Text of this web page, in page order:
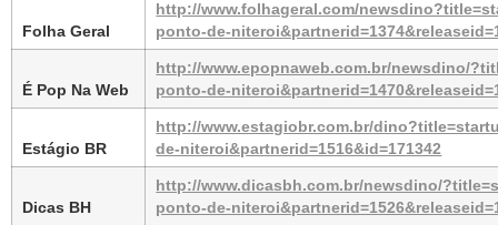
Folha Geral
http://www.folhageral.com/
ponto-de-
É Pop Na Web
http://www.epopnaweb.com.br/newsdino/
ponto-de-
Estágio BR
http://www.estagiobr.com.br/
de-niteroi&partnerid=1516&id=171342
Dicas BH
http://www.dicasbh.com.br/newsdino/
ponto-de-